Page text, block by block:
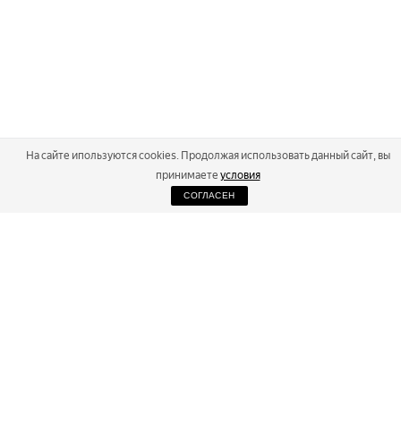
2026
На сайте ипользуются cookies. Продолжая использовать данный сайт, вы
принимаете условия
СОГЛАСЕН